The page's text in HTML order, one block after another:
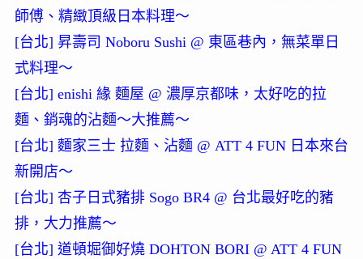
師傅、精緻頂級日本料理～
[台北] 昇壽司 Noboru Sushi @ 東區巷內，無菜單日
式料理～
[台北] enishi 緣 麵屋 @ 濃厚京都味，太好吃的拉
麵、銷魂的沾麵～大推薦～
[台北] 麵家三士 拉麵、沾麵 @ ATT 4 FUN 日本來台
新開店～
[台北] 杏子日式豬排 Sogo BR4 @ 台北最好吃的豬
排，大力推薦～
[台北] 道頓堀御好燒 DOHTON BORI @ ATT 4 FUN